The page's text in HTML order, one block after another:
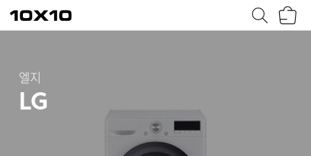
텐
바
엘지
LG